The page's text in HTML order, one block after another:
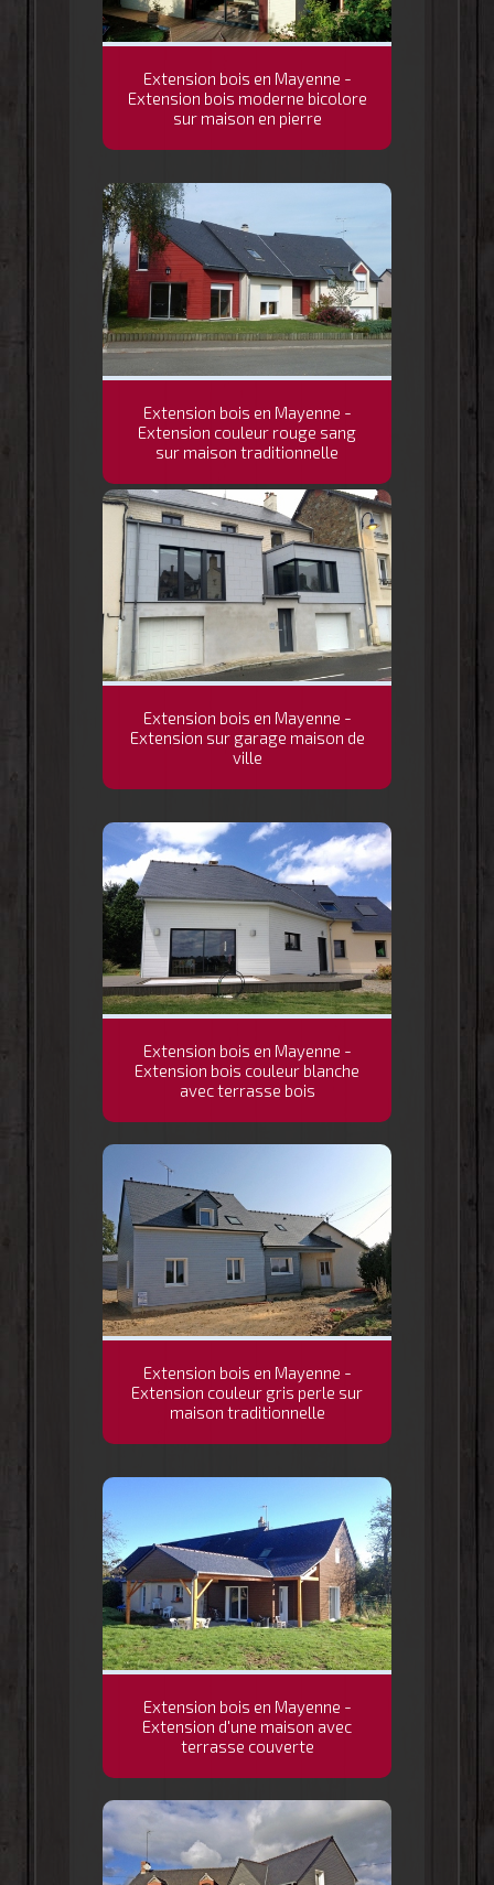
Extension bois en Mayenne -
Extension bois moderne bicolore
sur maison en pierre
Extension bois en Mayenne -
Extension couleur rouge sang
sur maison traditionnelle
Extension bois en Mayenne -
Extension sur garage maison de
ville
Extension bois en Mayenne -
Extension bois couleur blanche
avec terrasse bois
Extension bois en Mayenne -
Extension couleur gris perle sur
maison traditionnelle
Extension bois en Mayenne -
Extension d'une maison avec
terrasse couverte